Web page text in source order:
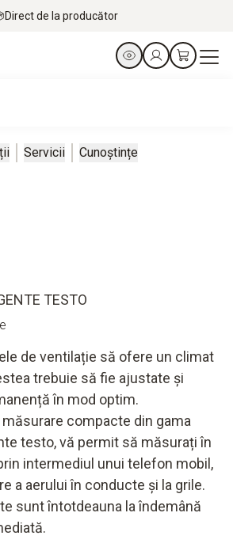
Direct de la producător
Servicii Cunoștințe
TESTO
de ventilație să ofere un climat
trebuie să fie ajustate și
în mod optim.
compacte din gama
testo, vă permit să măsurați în
intermediul unui telefon mobil,
a aerului în conducte și la grile.
sunt întotdeauna la îndemână